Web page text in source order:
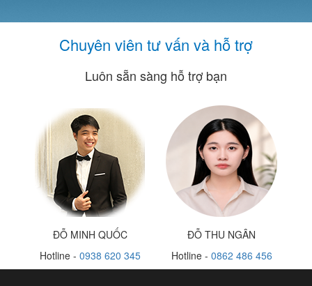
Chuyên viên tư vấn và hỗ trợ
Luôn sẵn sàng hỗ trợ bạn
ĐỖ MINH QUỐC
Hotline - 0938 620 345
ĐỖ THU NGÂN
Hotline - 0862 486 456